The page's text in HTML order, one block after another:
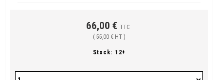
66,00 € TTC
( 55,00 € HT )
Stock: 12+